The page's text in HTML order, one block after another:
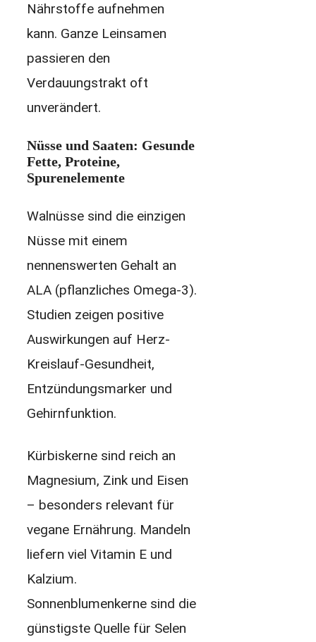
Nährstoffe aufnehmen
kann. Ganze Leinsamen
passieren den
Verdauungstrakt oft
unverändert.
Nüsse und Saaten: Gesunde
Fette, Proteine,
Spurenelemente
Walnüsse sind die einzigen
Nüsse mit einem
nennenswerten Gehalt an
ALA (pflanzliches Omega-3).
Studien zeigen positive
Auswirkungen auf Herz-
Kreislauf-Gesundheit,
Entzündungsmarker und
Gehirnfunktion.
Kürbiskerne sind reich an
Magnesium, Zink und Eisen
– besonders relevant für
vegane Ernährung. Mandeln
liefern viel Vitamin E und
Kalzium.
Sonnenblumenkerne sind die
günstigste Quelle für Selen